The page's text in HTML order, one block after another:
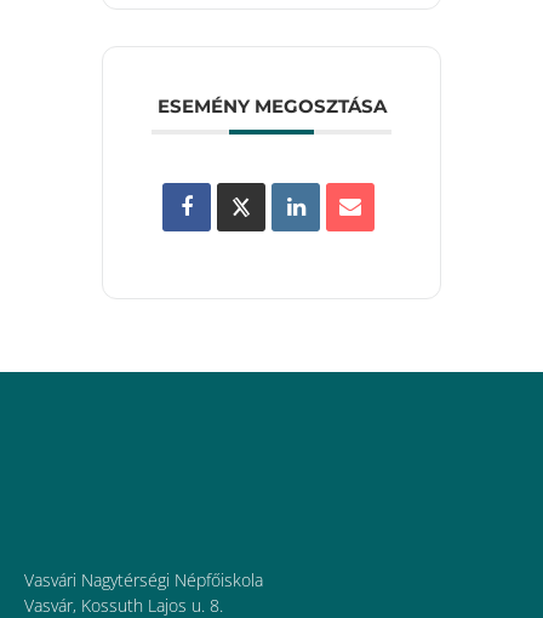
ESEMÉNY MEGOSZTÁSA
Vasvári Nagytérségi Népfőiskola
Vasvár, Kossuth Lajos u. 8.